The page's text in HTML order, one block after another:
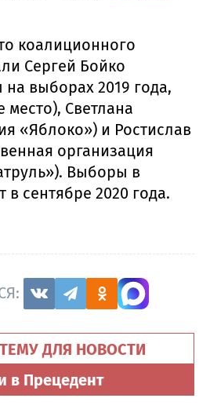
коалиционного
Сергей Бойко
выборах 2019 года,
Светлана
«Яблоко») и Ростислав
организация
Выборы в
в сентябре 2020 года.
ДЛЯ НОВОСТИ
в Прецедент